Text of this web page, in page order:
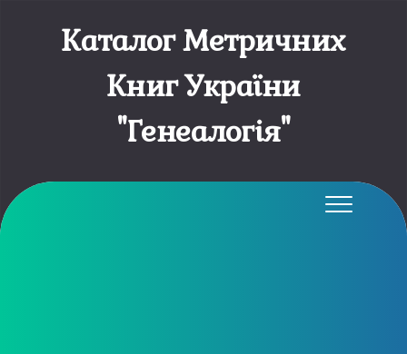
Каталог Метричних
Книг України
"Генеалогія"